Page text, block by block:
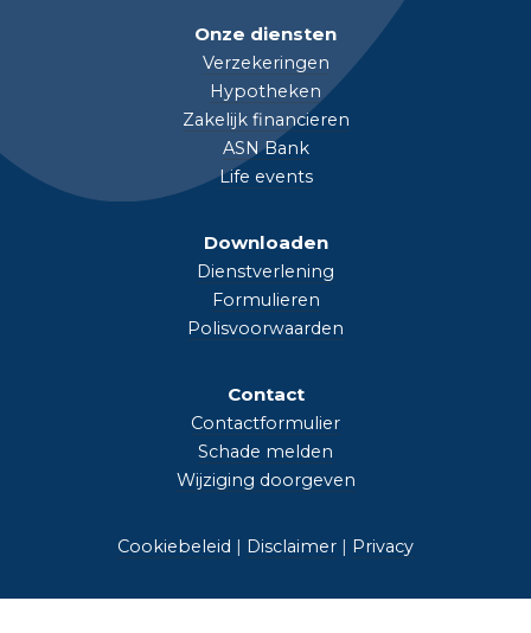
Onze diensten
Verzekeringen
Hypotheken
Zakelijk financieren
ASN Bank
Life events
Downloaden
Dienstverlening
Formulieren
Polisvoorwaarden
Contact
Contactformulier
Schade melden
Wijziging doorgeven
Cookiebeleid | Disclaimer | Privacy